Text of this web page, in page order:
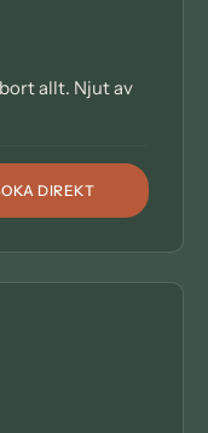
allt. Njut av
DIREKT